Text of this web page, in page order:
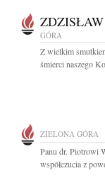
GÓRA
Z wielkim
śmierci naszego
ZIELONA GÓRA
Panu dr. Piotrowi
współczucia z